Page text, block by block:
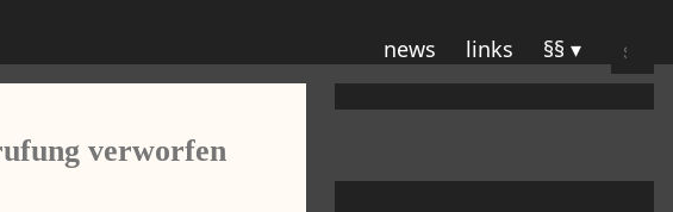
news links §§
nach:
verworfen